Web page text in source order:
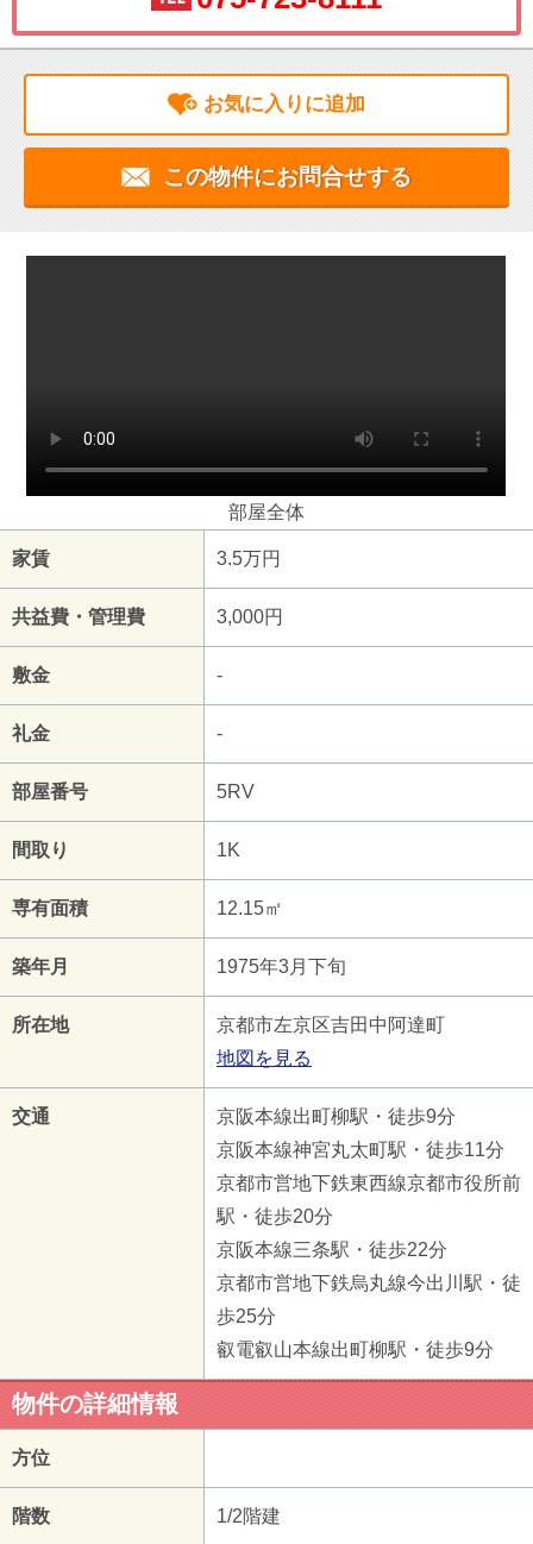
お気に入りに追加
この物件にお問合せする
部屋全体
家賃 3.5万円
共益費・管理費 3,000円
敷金 -
礼金 -
部屋番号 5RV
間取り 1K
専有面積 12.15㎡
築年月 1975年3月下旬
所在地
京都市左京区吉田中阿達町
地図を見る
交通
京阪本線出町柳駅・徒歩9分
京阪本線神宮丸太町駅・徒歩11分
京都市営地下鉄東西線京都市役所前
駅・徒歩20分
京阪本線三条駅・徒歩22分
京都市営地下鉄烏丸線今出川駅・徒
歩25分
叡電叡山本線出町柳駅・徒歩9分
物件の詳細情報
方位
階数 1/2階建